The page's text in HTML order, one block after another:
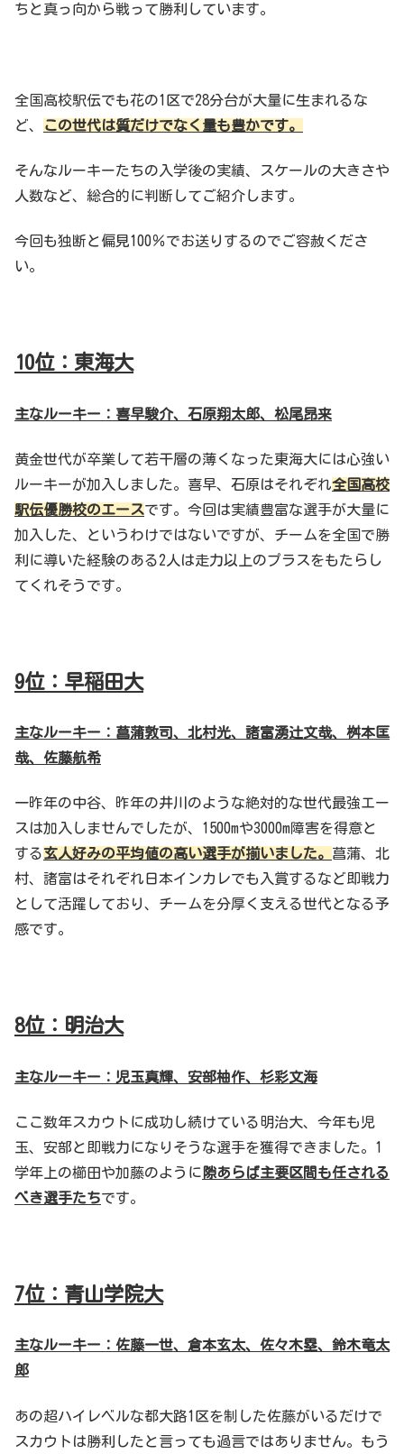
ちと真っ向から戦って勝利しています。
全国高校駅伝でも花の1区で28分台が大量に生まれるな
ど、
この世代は質だけでなく量も豊かです。
そんなルーキーたちの入学後の実績、スケールの大きさや
人数など、総合的に判断してご紹介します。
今回も独断と偏見100％でお送りするのでご容赦くださ
い。
10位：東海大
主なルーキー：喜早駿介、石原翔太郎、松尾昂来
黄金世代が卒業して若干層の薄くなった東海大には心強い
ルーキーが加入しました。喜早、石原はそれぞれ全国高校
駅伝優勝校のエースです。今回は実績豊富な選手が大量に
加入した、というわけではないですが、チームを全国で勝
利に導いた経験のある2人は走力以上のプラスをもたらし
てくれそうです。
9位：早稲田大
主なルーキー：菖蒲敦司、北村光、 諸富湧辻文哉、桝本匡
哉、佐藤航希
一昨年の中谷、昨年の井川のような絶対的な世代最強エー
スは加入しませんでしたが、1500mや3000m障害を得意と
する玄人好みの平均値の高い選手が揃いました。 菖蒲、北
村、諸富はそれぞれ日本インカレでも入賞するなど即戦力
として活躍しており、チームを分厚く支える世代となる予
感です。
8位：明治大
主なルーキー：児玉真輝、安部柚作、杉彩文海
ここ数年スカウトに成功し続けている明治大、今年も児
玉、安部と即戦力になりそうな選手を獲得できました。1
学年上の櫛田や加藤のように 隙あらば主要区間も任される
べき選手たちです。
7位：青山学院大
主なルーキー：佐藤一世、倉本玄太、佐々木塁、鈴木竜太
郎
あの超ハイレベルな都大路1区を制した佐藤がいるだけで
スカウトは勝利したと言っても過言ではありません。もう